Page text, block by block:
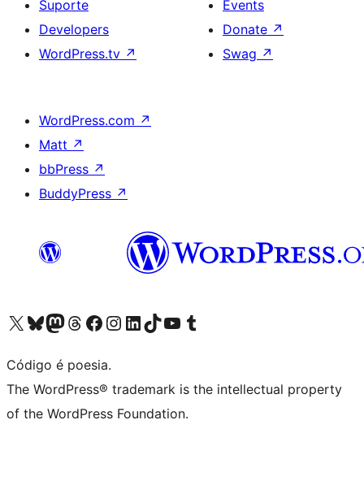
Suporte
Developers
WordPress.tv ↗
Events
Donate ↗
Swag ↗
WordPress.com ↗
Matt ↗
bbPress ↗
BuddyPress ↗
Visite a nossa conta X (antigo Twitter)
Visit our Bluesky account
Visit our Mastodon account
Visit our Threads account
Visite a nossa página do Facebook
Visite a nossa conta no Instagram
Visite a nossa conta no LinkedIn
Visit our TikTok account
Visit our YouTube channel
Visit our Tumblr account
Código é poesia.
The WordPress® trademark is the intellectual property
of the WordPress Foundation.